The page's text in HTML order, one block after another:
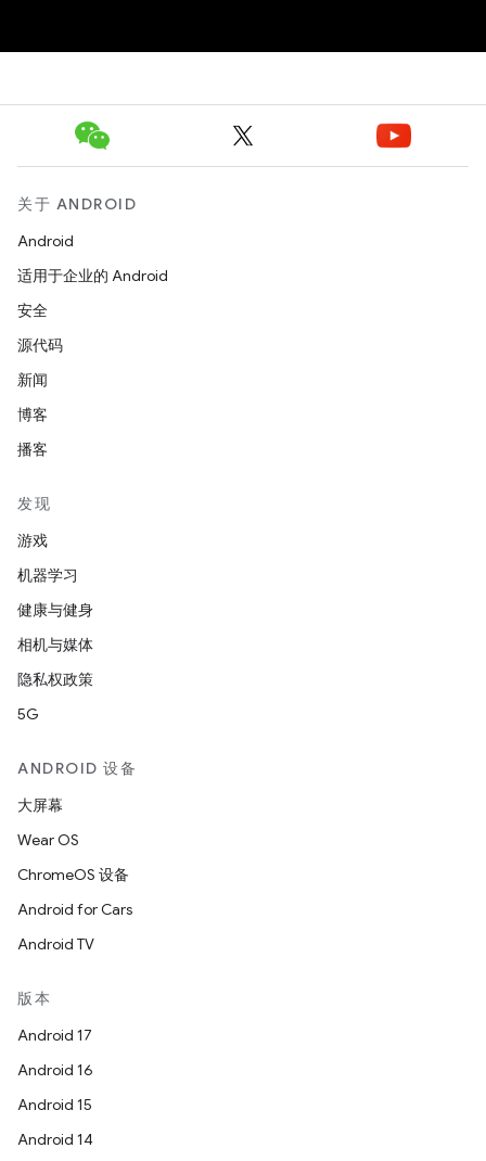
关于 ANDROID
Android
适用于企业的 Android
安全
源代码
新闻
博客
播客
发现
游戏
机器学习
健康与健身
相机与媒体
隐私权政策
5G
ANDROID 设备
大屏幕
Wear OS
ChromeOS 设备
Android for Cars
Android TV
版本
Android 17
Android 16
Android 15
Android 14